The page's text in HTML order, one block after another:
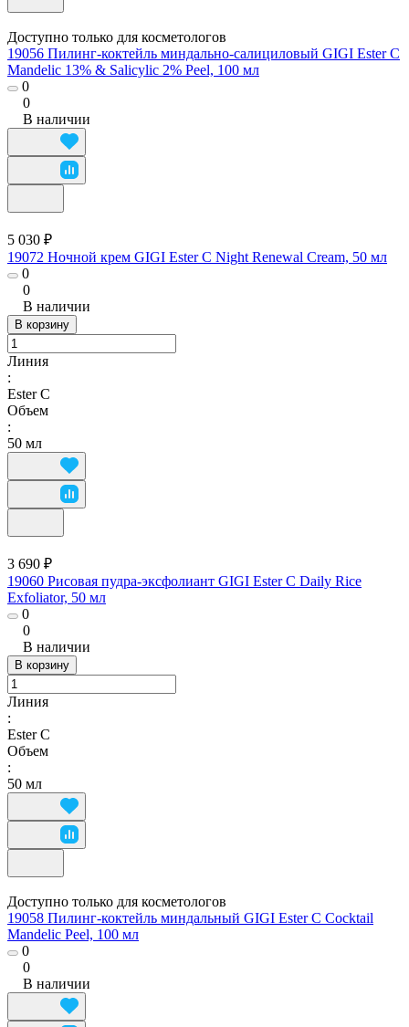
Доступно только для косметологов
19056 Пилинг-коктейль миндально-салициловый GIGI Ester C
Mandelic 13% & Salicylic 2% Peel, 100 мл
0
0
В наличии
5 030 ₽
19072 Ночной крем GIGI Ester C Night Renewal Cream, 50 мл
0
0
В наличии
В корзину
Линия
:
Ester C
Объем
:
50 мл
3 690 ₽
19060 Рисовая пудра-эксфолиант GIGI Ester C Daily Rice
Exfoliator, 50 мл
0
0
В наличии
В корзину
Линия
:
Ester C
Объем
:
50 мл
Доступно только для косметологов
19058 Пилинг-коктейль миндальный GIGI Ester C Cocktail
Mandelic Peel, 100 мл
0
0
В наличии